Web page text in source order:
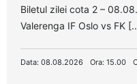
Biletul zilei cota 2 –
Valerenga IF Oslo vs FK
Data: 08.08.2026 Ora: 15.00